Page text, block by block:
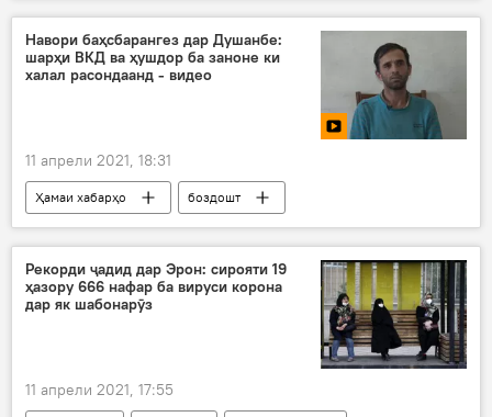
Навори баҳсбарангез дар Душанбе:
шарҳи ВКД ва ҳушдор ба заноне ки
халал расондаанд - видео
11 апрели 2021, 18:31
Ҳамаи хабарҳо
боздошт
Дар Тоҷикистон
Рекорди ҷадид дар Эрон: сирояти 19
ҳазору 666 нафар ба вируси корона
дар як шабонарӯз
11 апрели 2021, 17:55